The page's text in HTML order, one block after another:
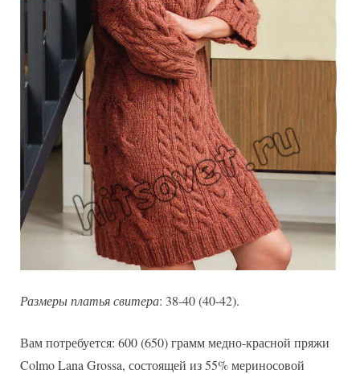
Размеры платья свитера: 38-40 (40-42).
Вам потребуется: 600 (650) грамм медно-красной пряжи
Colmo Lana Grossa, состоящей из 55% мериносовой